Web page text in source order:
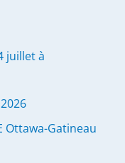
juillet à
Ottawa-Gatineau